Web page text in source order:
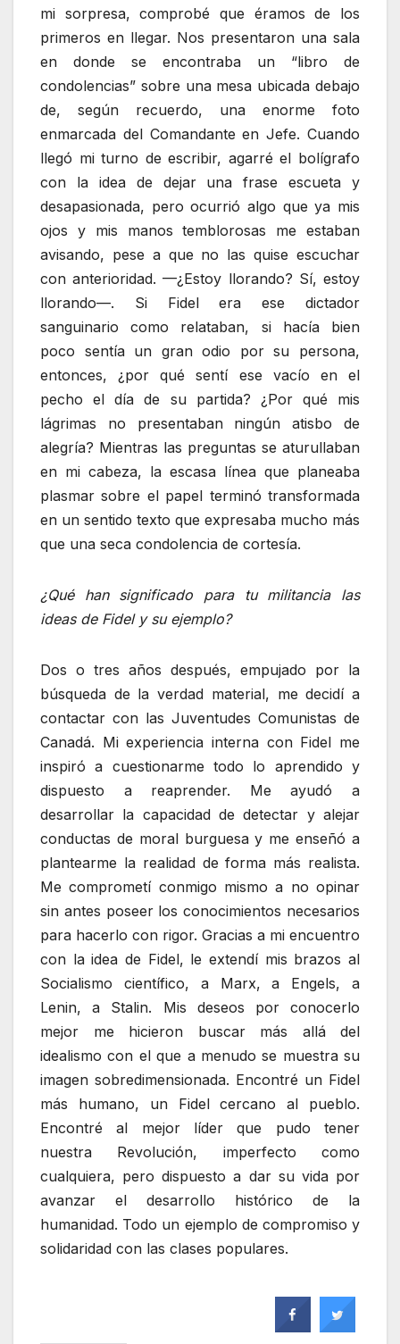
mi sorpresa, comprobé que éramos de los
primeros en llegar. Nos presentaron una sala
en donde se encontraba un “libro de
condolencias” sobre una mesa ubicada debajo
de, según recuerdo, una enorme foto
enmarcada del Comandante en Jefe. Cuando
llegó mi turno de escribir, agarré el bolígrafo
con la idea de dejar una frase escueta y
desapasionada, pero ocurrió algo que ya mis
ojos y mis manos temblorosas me estaban
avisando, pese a que no las quise escuchar
con anterioridad. —¿Estoy llorando? Sí, estoy
llorando—. Si Fidel era ese dictador
sanguinario como relataban, si hacía bien
poco sentía un gran odio por su persona,
entonces, ¿por qué sentí ese vacío en el
pecho el día de su partida? ¿Por qué mis
lágrimas no presentaban ningún atisbo de
alegría? Mientras las preguntas se aturullaban
en mi cabeza, la escasa línea que planeaba
plasmar sobre el papel terminó transformada
en un sentido texto que expresaba mucho más
que una seca condolencia de cortesía.
¿Qué han significado para tu militancia las
ideas de Fidel y su ejemplo?
Dos o tres años después, empujado por la
búsqueda de la verdad material, me decidí a
contactar con las Juventudes Comunistas de
Canadá. Mi experiencia interna con Fidel me
inspiró a cuestionarme todo lo aprendido y
dispuesto a reaprender. Me ayudó a
desarrollar la capacidad de detectar y alejar
conductas de moral burguesa y me enseñó a
plantearme la realidad de forma más realista.
Me comprometí conmigo mismo a no opinar
sin antes poseer los conocimientos necesarios
para hacerlo con rigor. Gracias a mi encuentro
con la idea de Fidel, le extendí mis brazos al
Socialismo científico, a Marx, a Engels, a
Lenin, a Stalin. Mis deseos por conocerlo
mejor me hicieron buscar más allá del
idealismo con el que a menudo se muestra su
imagen sobredimensionada. Encontré un Fidel
más humano, un Fidel cercano al pueblo.
Encontré al mejor líder que pudo tener
nuestra Revolución, imperfecto como
cualquiera, pero dispuesto a dar su vida por
avanzar el desarrollo histórico de la
humanidad. Todo un ejemplo de compromiso y
solidaridad con las clases populares.